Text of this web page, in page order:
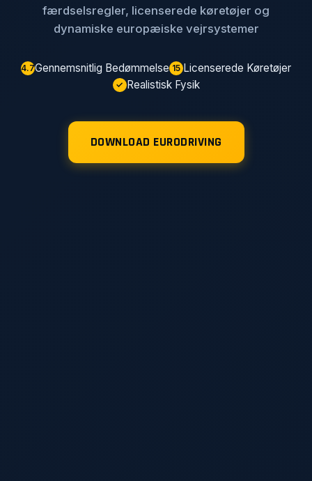
færdselsregler, licenserede køretøjer og
dynamiske europæiske vejrsystemer
4.7Gennemsnitlig Bedømmelse 15 Licenserede Køretøjer
✓ Realistisk Fysik
DOWNLOAD EURODRIVING